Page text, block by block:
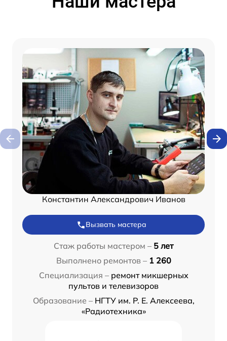
Константин Александрович Иванов
Вызвать мастера
Стаж работы мастером – 5 лет
Выполнено ремонтов – 1 260
Специализация – ремонт микшерных
пультов и телевизоров
Образование – НГТУ им. Р. Е. Алексеева,
«Радиотехника»